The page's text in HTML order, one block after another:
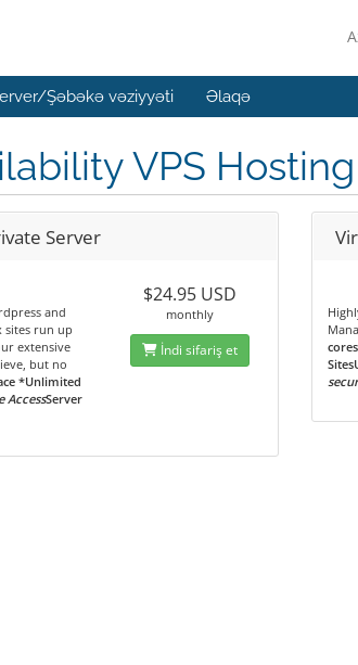
Şəbəkə vəziyyəti Əlaqə
VPS Hosting
Server
and
sites run up
extensive
but no
*Unlimited
AccessServer
$24.95 USD
monthly
İndi sifariş et